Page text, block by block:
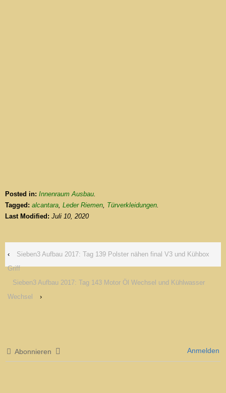
Posted in: Innenraum Ausbau.
Tagged: alcantara, Leder Riemen, Türverkleidungen.
Last Modified: Juli 10, 2020
‹
Sieben3 Aufbau 2017: Tag 139 Polster nähen final V3 und Kühbox
Griff
Sieben3 Aufbau 2017: Tag 143 Motor Öl Wechsel und Kühlwasser
Wechsel
›
Abonnieren Anmelden